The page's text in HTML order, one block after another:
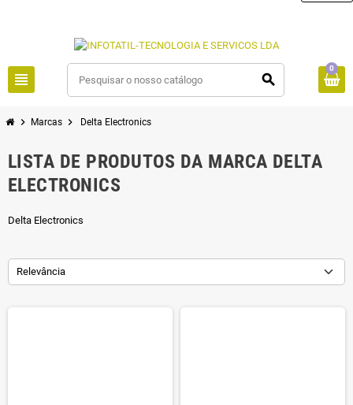
view_headline search
0
chevron_right Marcas chevron_right Delta Electronics
LISTA DE PRODUTOS DA MARCA DELTA
ELECTRONICS
Delta Electronics
Relevância